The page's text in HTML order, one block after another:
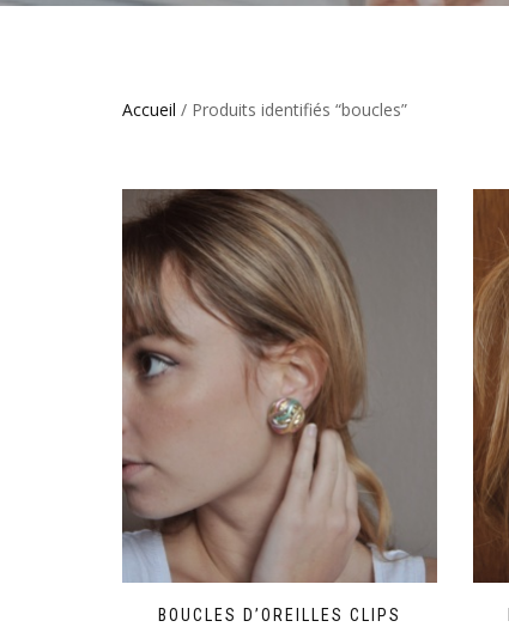
Accueil / Produits identifiés “boucles”
BOUCLES D’OREILLES CLIPS